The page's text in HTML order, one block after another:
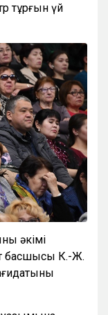
тұрғын үй
әкімі
басшысы К.-Ж.